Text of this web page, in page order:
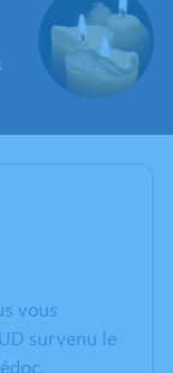
vous
survenu le